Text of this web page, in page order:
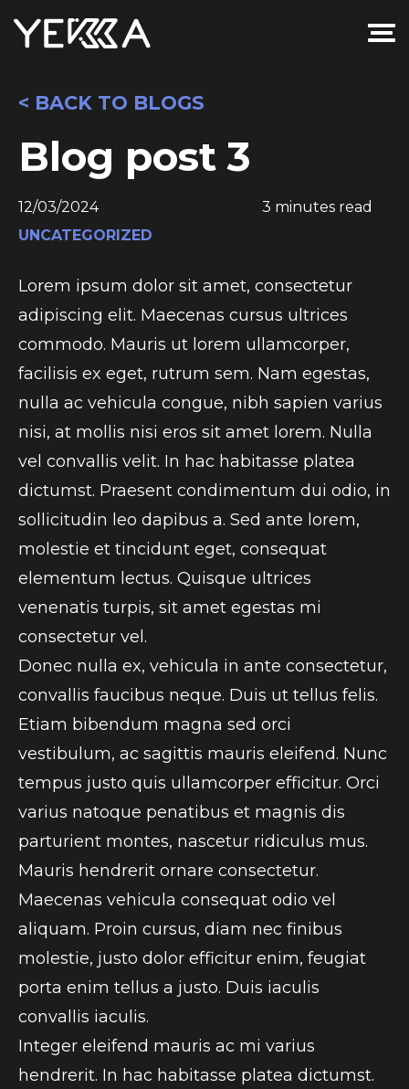
< BACK TO BLOGS
Blog post 3
12/03/2024
3 minutes read
UNCATEGORIZED
Lorem ipsum dolor sit amet, consectetur
adipiscing elit. Maecenas cursus ultrices
commodo. Mauris ut lorem ullamcorper,
facilisis ex eget, rutrum sem. Nam egestas,
nulla ac vehicula congue, nibh sapien varius
nisi, at mollis nisi eros sit amet lorem. Nulla
vel convallis velit. In hac habitasse platea
dictumst. Praesent condimentum dui odio, in
sollicitudin leo dapibus a. Sed ante lorem,
molestie et tincidunt eget, consequat
elementum lectus. Quisque ultrices
venenatis turpis, sit amet egestas mi
consectetur vel.
Donec nulla ex, vehicula in ante consectetur,
convallis faucibus neque. Duis ut tellus felis.
Etiam bibendum magna sed orci
vestibulum, ac sagittis mauris eleifend. Nunc
tempus justo quis ullamcorper efficitur. Orci
varius natoque penatibus et magnis dis
parturient montes, nascetur ridiculus mus.
Mauris hendrerit ornare consectetur.
Maecenas vehicula consequat odio vel
aliquam. Proin cursus, diam nec finibus
molestie, justo dolor efficitur enim, feugiat
porta enim tellus a justo. Duis iaculis
convallis iaculis.
Integer eleifend mauris ac mi varius
hendrerit. In hac habitasse platea dictumst.